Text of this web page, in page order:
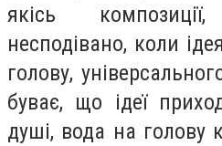
якісь
несподівано, коли
голову,
буває, що ідеї
душі, вода на голову